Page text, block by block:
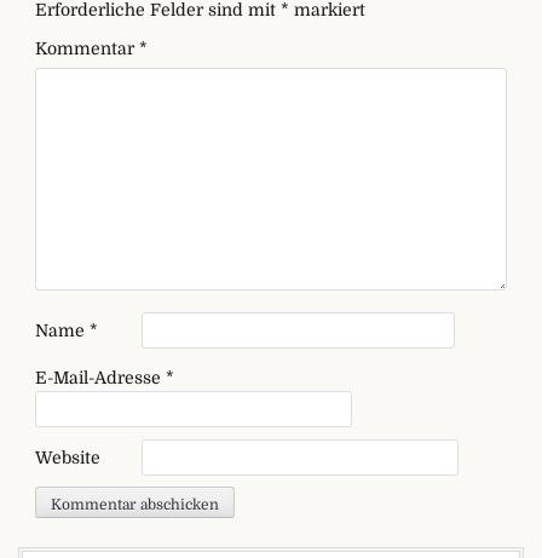
Erforderliche Felder sind mit * markiert
Kommentar *
Name *
E-Mail-Adresse *
Website